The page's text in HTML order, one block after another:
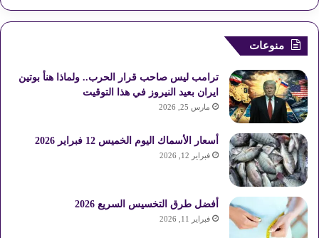
منوعات
ترامب ليس صاحب قرار الحرب.. ولماذا هنأ بوتين
ايران بعيد النيروز في هذا التوقيت
مارس 25, 2026
أسعار الأسماك اليوم الخميس 12 فبراير 2026
فبراير 12, 2026
أفضل طرق التخسيس السريع 2026
فبراير 11, 2026